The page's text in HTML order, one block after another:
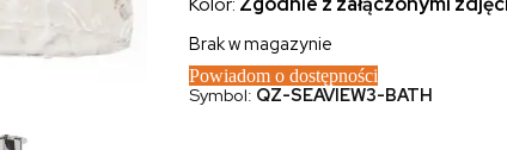
Brak w magazynie
Powiadom o dostępności
Symbol: QZ-SEAVIEW3-BATH